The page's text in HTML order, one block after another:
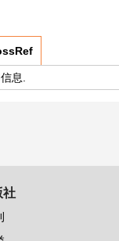
息.
社